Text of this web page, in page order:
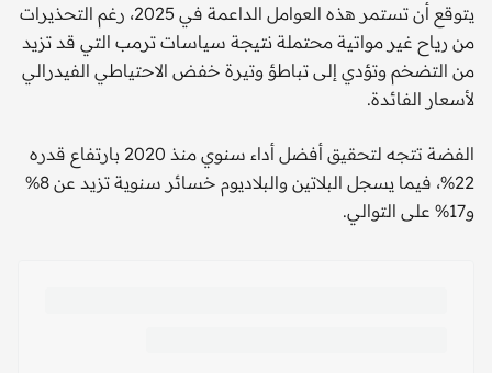
يتوقع أن تستمر هذه العوامل الداعمة في 2025، رغم التحذيرات
من رياح غير مواتية محتملة نتيجة سياسات ترمب التي قد تزيد
من التضخم وتؤدي إلى تباطؤ وتيرة خفض الاحتياطي الفيدرالي
لأسعار الفائدة.
الفضة تتجه لتحقيق أفضل أداء سنوي منذ 2020 بارتفاع قدره
22%، فيما يسجل البلاتين والبلاديوم خسائر سنوية تزيد عن 8%
و17% على التوالي.